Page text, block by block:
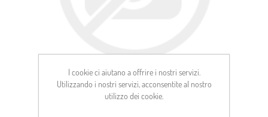
I cookie ci aiutano a offrire i nostri servizi.
Utilizzando i nostri servizi, acconsentite al nostro
utilizzo dei cookie.